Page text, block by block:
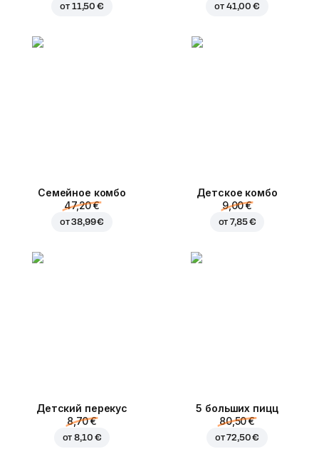
от 11,50 € от 41,00 €
Семейное комбо
47,20 €
от38,99 €
Детское комбо
9,00 €
от7,85 €
Детский перекус
8,70 €
от8,10 €
5 больших пицц
80,50 €
от72,50 €